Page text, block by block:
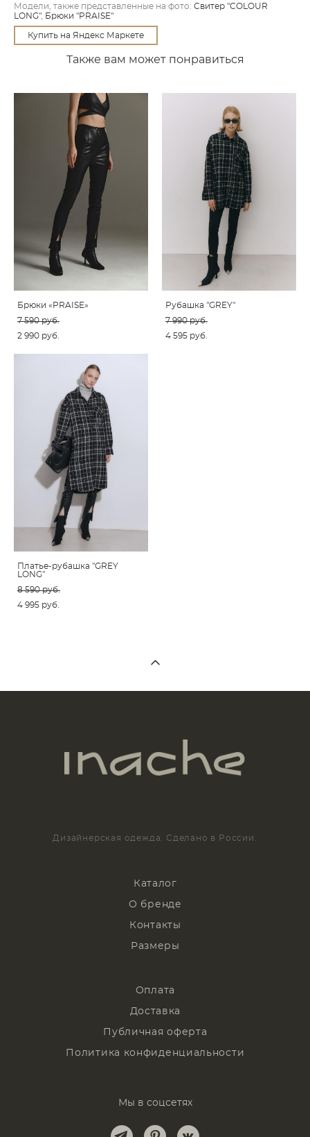
Модели, также представленные на фото: Свитер "COLOUR
LONG", Брюки "PRAISE"
Купить на Яндекс Маркете
Также вам может понравиться
Брюки «PRAISE»
7 590 pуб.
2 990 pуб.
Рубашка "GREY"
7 990 pуб.
4 595 pуб.
Платье-рубашка "GREY
LONG"
8 590 pуб.
4 995 pуб.
Дизайнерская одежда. Сделано в России.
Каталог
О бренде
Контакты
Размеры
Оплата
Доставка
Публичная оферта
Политика конфиденциальности
Мы в соцсетях